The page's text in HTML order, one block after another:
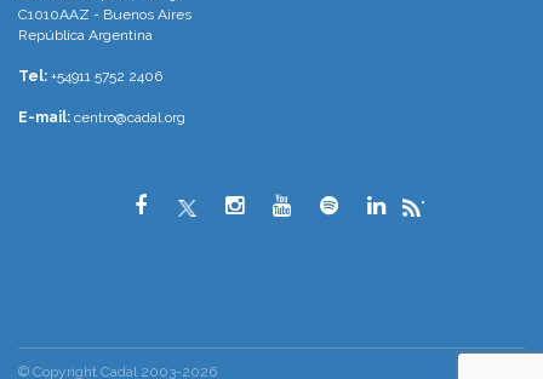
C1010AAZ - Buenos Aires
República Argentina
Tel: +54911 5752 2406
E-mail: centro@cadal.org
"
© Copyright Cadal 2003-2026